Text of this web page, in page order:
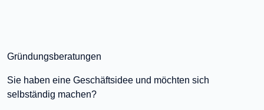
Gründungsberatungen
Sie haben eine Geschäftsidee und möchten sich
selbständig machen?